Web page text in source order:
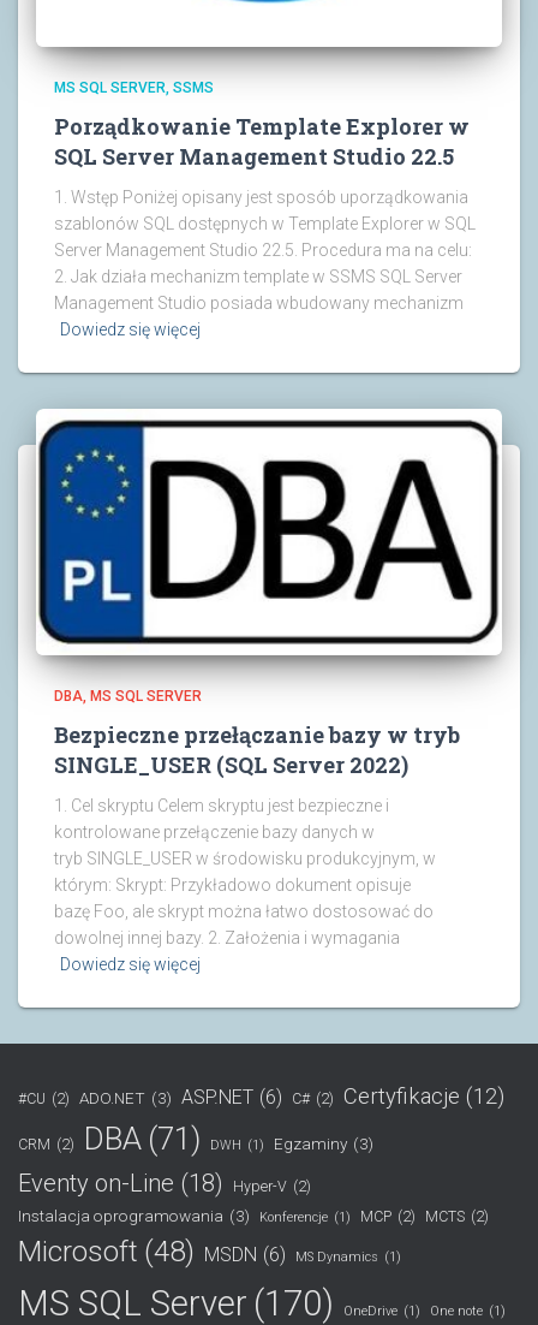
MS SQL SERVER SSMS
Porządkowanie Template Explorer w
SQL Server Management Studio 22.5
1. Wstęp Poniżej opisany jest sposób uporządkowania
szablonów SQL dostępnych w Template Explorer w SQL
Server Management Studio 22.5. Procedura ma na celu:
2. Jak działa mechanizm template w SSMS SQL Server
Management Studio posiada wbudowany mechanizm
Dowiedz się więcej
DBA MS SQL SERVER
Bezpieczne przełączanie bazy w tryb
SINGLE_USER (SQL Server 2022)
1. Cel skryptu Celem skryptu jest bezpieczne i
kontrolowane przełączenie bazy danych w
tryb SINGLE_USER w środowisku produkcyjnym, w
którym: Skrypt: Przykładowo dokument opisuje
bazę Foo, ale skrypt można łatwo dostosować do
dowolnej innej bazy. 2. Założenia i wymagania
Dowiedz się więcej
#CU (2) ADO.NET (3) ASP.NET (6) C# (2) Certyfikacje (12)
CRM (2) DBA (71) DWH (1) Egzaminy (3)
Eventy on-Line (18) Hyper-V (2)
Instalacja oprogramowania (3) Konferencje (1) MCP (2) MCTS (2)
Microsoft (48) MSDN (6) MS Dynamics (1)
MS SQL Server (170) OneDrive (1) One note (1)